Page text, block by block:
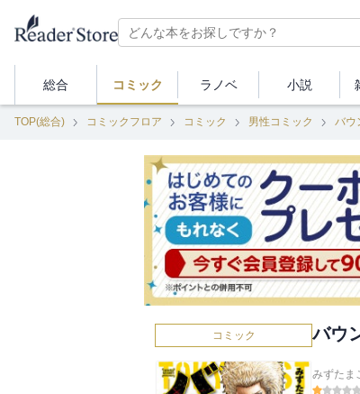
総合 コミック ラノベ 小説
TOP(総合) コミックフロア コミック 男性コミック バウ
コミック バウ
みずたま